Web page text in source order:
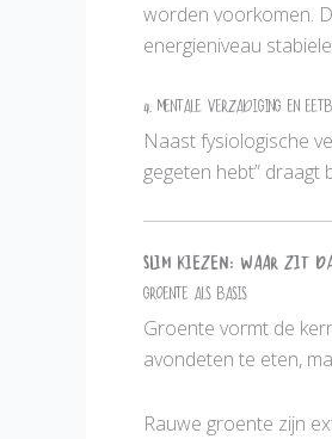
worden voorkomen.
energieniveau
4. Mentale verzadiging en
Naast fysiologische
gegeten hebt” draagt
Slim kiezen: waar zit
Groente als basis
Groente vormt de
avondeten te eten,
Rauwe groente zijn